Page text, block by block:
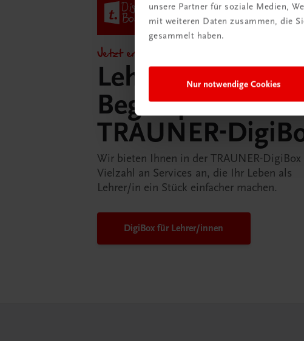
unsere Partner für soziale Medien,
mit weiteren Daten zusammen, die
gesammelt haben.
Nur notwendige Cookies
Jetzt entdecken!
Lehrer/innen-
Begleitpakete in
TRAUNER-
Wir bieten Ihnen in der TRAUNER-DigiBox
Vielzahl an Services an, die Ihr Leben als
Lehrer/in ein Stück einfacher machen.
DigiBox für Lehrer/innen